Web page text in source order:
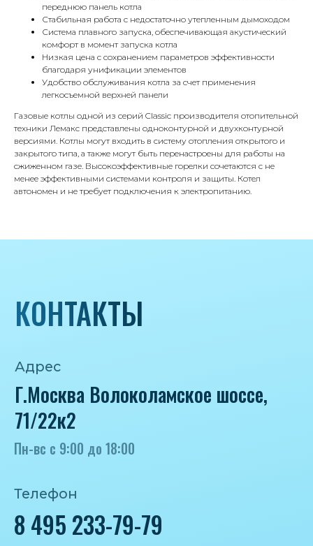
переднюю панель котла
Стабильная работа с недостаточно утепленным дымоходом
Система плавного запуска, обеспечивающая акустический
комфорт в момент запуска котла
Низкая цена с сохранением параметров эффективности
благодаря унификации элементов
Удобство обслуживания котла за счет применения
легкосъемной верхней панели
Газовые котлы одной из серий Classic производителя отопительной
техники Лемакс представлены одноконтурной и двухконтурной
версиями. Котлы могут входить в систему отопления открытого и
закрытого типа, а также могут быть перенастроены для работы на
сжиженном газе. Высокоэффективные горелки сочетаются с не
менее эффективными системами контроля и защиты. Котел
автономен и не требует подключения к электропитанию.
Адрес
Г.Москва Волоколамское шоссе,
71/22к2
Пн-вс с 9:00 до 18:00
8 495 233-79-79
Почта
8 985 233-79-79